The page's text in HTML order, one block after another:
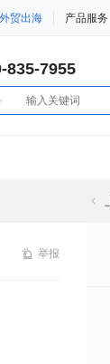
外贸出海 产品服务
835-7955
举报